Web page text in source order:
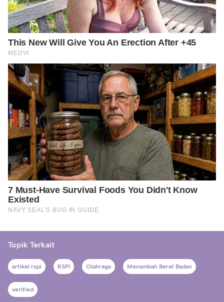
Topik Terkait
artikel rspi RSPI Olahraga Menambah Berat Badan
verified